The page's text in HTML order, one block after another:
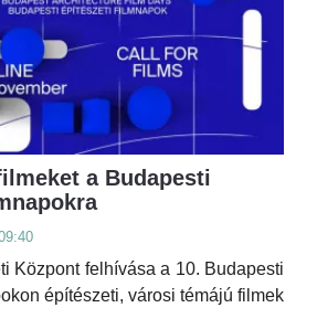
a Budapesti
Központ felhívása a 10. Budapesti
építészeti, városi témájú filmek